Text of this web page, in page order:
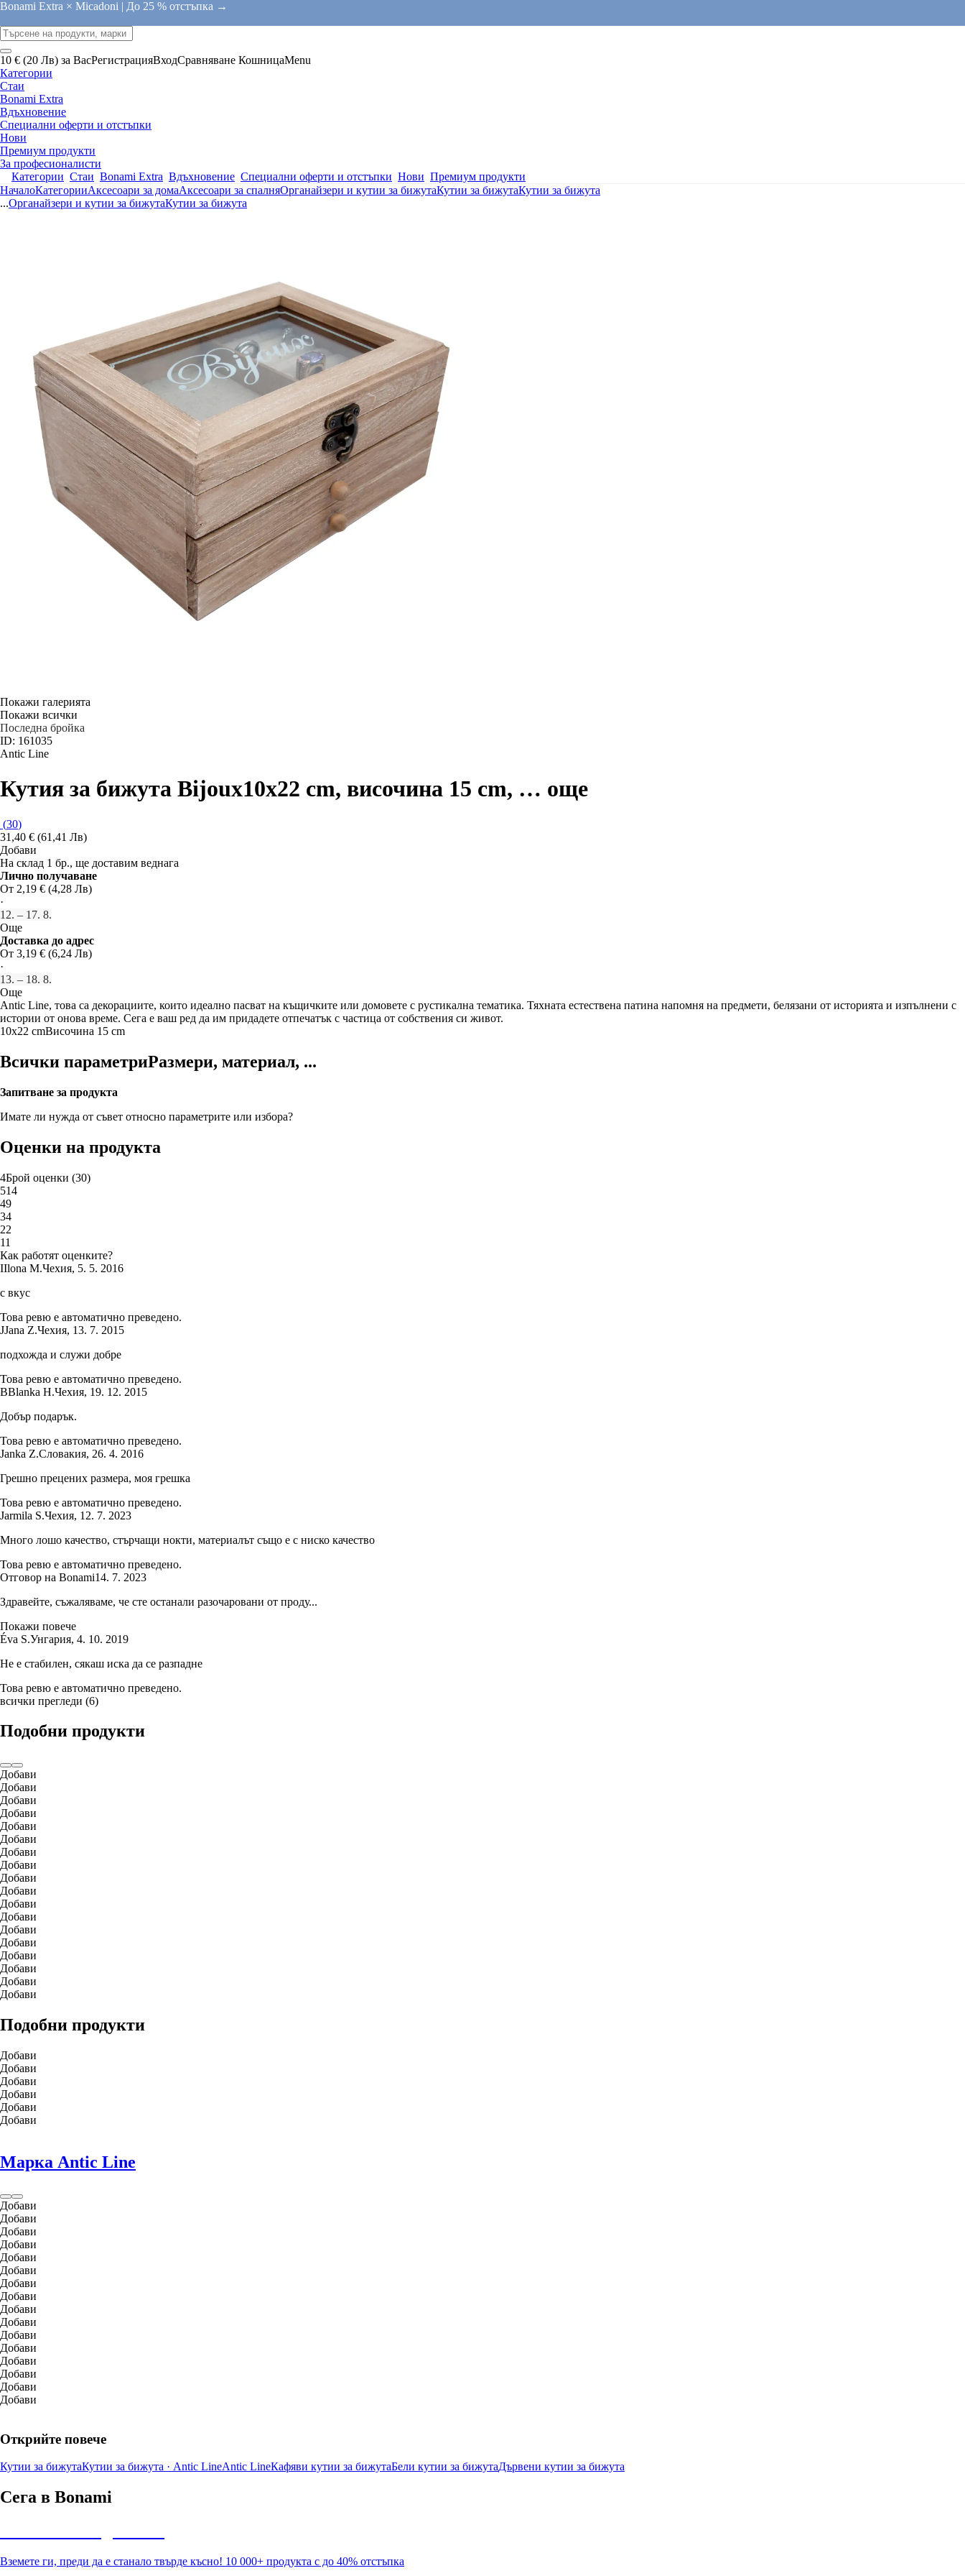
Bonami Extra × Micadoni | До 25 % отстъпка →
10 € (20 Лв) за ВасРегистрацияВходСравняване КошницаMenu
Категории
Стаи
Bonami Extra
Вдъхновение
Специални оферти и отстъпки
Нови
Премиум продукти
За професионалисти
Категории Стаи Bonami Extra Вдъхновение Специални оферти и отстъпки Нови Премиум продукти
НачалоКатегорииАксесоари за домаАксесоари за спалняОрганайзери и кутии за бижутаКутии за бижутаКутии за бижута
...Органайзери и кутии за бижутаКутии за бижута
Покажи галерията
Покажи всички
Последна бройка
ID: 161035
Antic Line
Кутия за бижута Bijoux10x22 cm, височина 15 cm, … още
(30)
31,40 € (61,41 Лв)
Добави
На склад 1 бр., ще доставим веднага
Лично получаване
От 2,19 € (4,28 Лв)
·
12. – 17. 8.
Още
Доставка до адрес
От 3,19 € (6,24 Лв)
·
13. – 18. 8.
Още
Antic Line, това са декорациите, които идеално пасват на къщичките или домовете с рустикална тематика. Тяхната естествена патина напомня на предмети, белязани от историята и изпълнени с
истории от онова време. Сега е ваш ред да им придадете отпечатък с частица от собствения си живот.
10x22 cmВисочина 15 cm
Всички параметриРазмери, материал, ...
Запитване за продукта
Имате ли нужда от съвет относно параметрите или избора?
Оценки на продукта
4Брой оценки (30)
514
49
34
22
11
Как работят оценките?
IIlona M.Чехия, 5. 5. 2016
с вкус
Това ревю е автоматично преведено.
JJana Z.Чехия, 13. 7. 2015
подхожда и служи добре
Това ревю е автоматично преведено.
BBlanka H.Чехия, 19. 12. 2015
Добър подарък.
Това ревю е автоматично преведено.
Janka Z.Словакия, 26. 4. 2016
Грешно прецених размера, моя грешка
Това ревю е автоматично преведено.
Jarmila S.Чехия, 12. 7. 2023
Много лошо качество, стърчащи нокти, материалът също е с ниско качество
Това ревю е автоматично преведено.
Отговор на Bonami14. 7. 2023
Здравейте, съжаляваме, че сте останали разочаровани от проду...
Покажи повече
Éva S.Унгария, 4. 10. 2019
Не е стабилен, сякаш иска да се разпадне
Това ревю е автоматично преведено.
всички прегледи (6)
Подобни продукти
Добави
Добави
Добави
Добави
Добави
Добави
Добави
Добави
Добави
Добави
Добави
Добави
Добави
Добави
Добави
Добави
Добави
Добави
Подобни продукти
Добави
Добави
Добави
Добави
Добави
Добави
Марка Antic Line
Добави
Добави
Добави
Добави
Добави
Добави
Добави
Добави
Добави
Добави
Добави
Добави
Добави
Добави
Добави
Добави
Открийте повече
Кутии за бижутаКутии за бижута · Antic LineAntic LineКафяви кутии за бижутаБели кутии за бижутаДървени кутии за бижута
Сега в Bonami
Вземете ги, преди да е станало твърде късно! 10 000+ продукта с до 40% отстъпка